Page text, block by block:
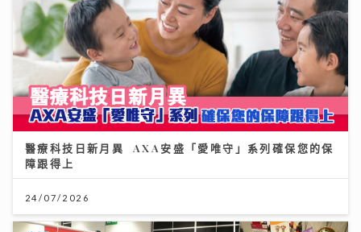
醫療科技日新月異 AXA安盛「愛唯守」系列確保您的保
障跟得上
24/07/2026